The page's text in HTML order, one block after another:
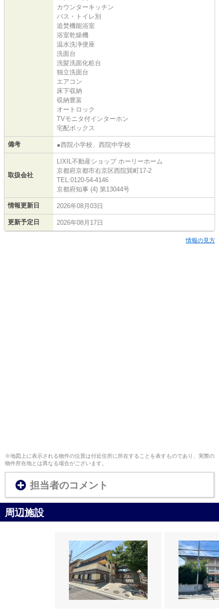
カウンターキッチン
バス・トイレ別
追焚機能浴室
浴室乾燥機
温水洗浄便座
洗面台
洗髪洗面化粧台
独立洗面台
エアコン
床下収納
収納豊富
オートロック
TVモニタ付インターホン
宅配ボックス
備考 ●西院小学校、西院中学校
取扱会社
LIXIL不動産ショップ ホーリーホーム
京都府京都市右京区西院巽町17-2
TEL:0120-54-4146
京都府知事 (4) 第13044号
情報更新日 2026年08月03日
更新予定日 2026年08月17日
情報の見方
※地図上に表示される物件の位置は付近住所に所在することを表すものであり、実際の
物件所在地とは異なる場合がございます。
担当者のコメント
周辺施設